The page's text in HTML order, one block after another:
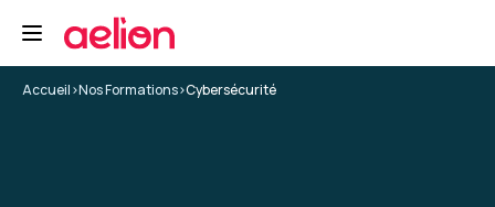
Accueil>Nos Formations>Cybersécurité
Elora D.